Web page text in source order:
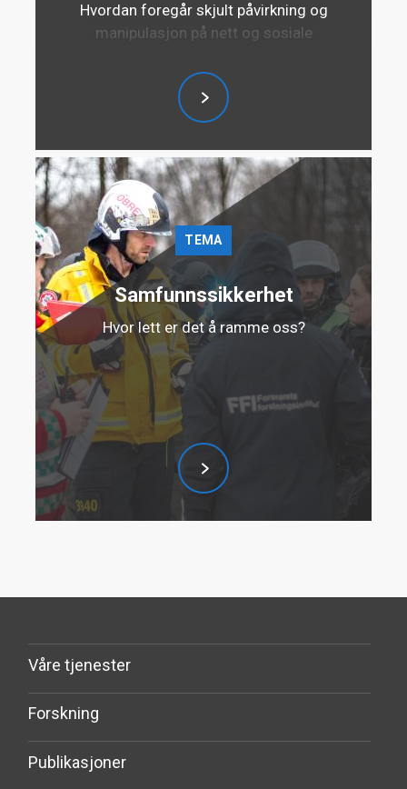
Hvordan foregår skjult påvirkning og
manipulasjon på nett og sosiale
Norges politiske og militære
handlefrihet og hvordan kan vi som
samfunn beskytte oss?
TEMA
Samfunnssikkerhet
Hvor lett er det å ramme oss?
Våre tjenester
Forskning
Publikasjoner